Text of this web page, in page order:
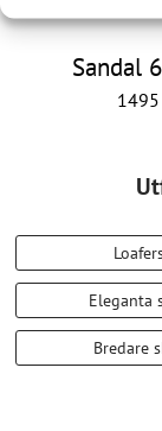
Sandal
1495
Eleganta
Bredare